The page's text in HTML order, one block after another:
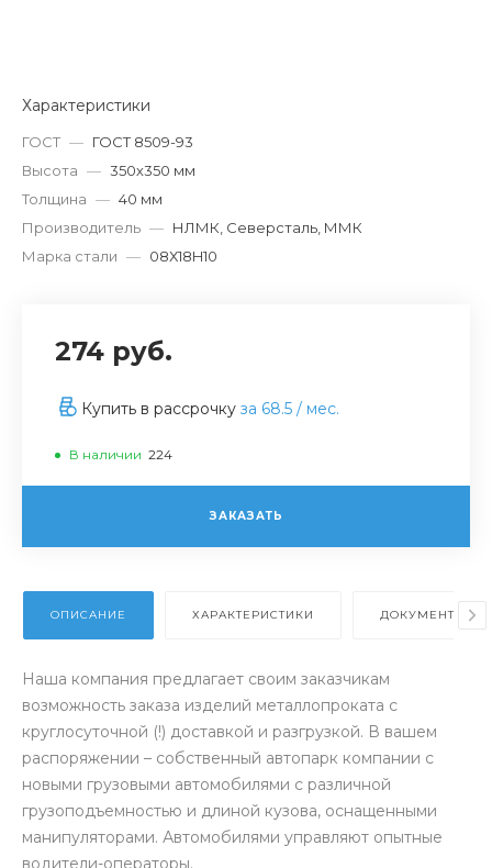
Характеристики
ГОСТ — ГОСТ 8509-93
Высота — 350х350 мм
Толщина — 40 мм
Производитель — НЛМК, Северсталь, ММК
Марка стали — 08Х18H10
274 руб.
Купить в рассрочку за 68.5 / мес.
В наличии 224
ЗАКАЗАТЬ
ОПИСАНИЕ ХАРАКТЕРИСТИКИ ДОКУМЕНТЫ
Наша компания предлагает своим заказчикам
возможность заказа изделий металлопроката с
круглосуточной (!) доставкой и разгрузкой. В вашем
распоряжении – собственный автопарк компании с
новыми грузовыми автомобилями с различной
грузоподъемностью и длиной кузова, оснащенными
манипуляторами. Автомобилями управляют опытные
водители-операторы.